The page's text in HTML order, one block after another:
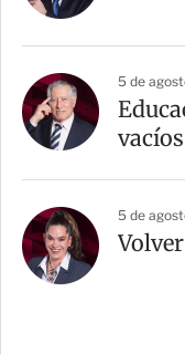
5 de
vacíos
5 de